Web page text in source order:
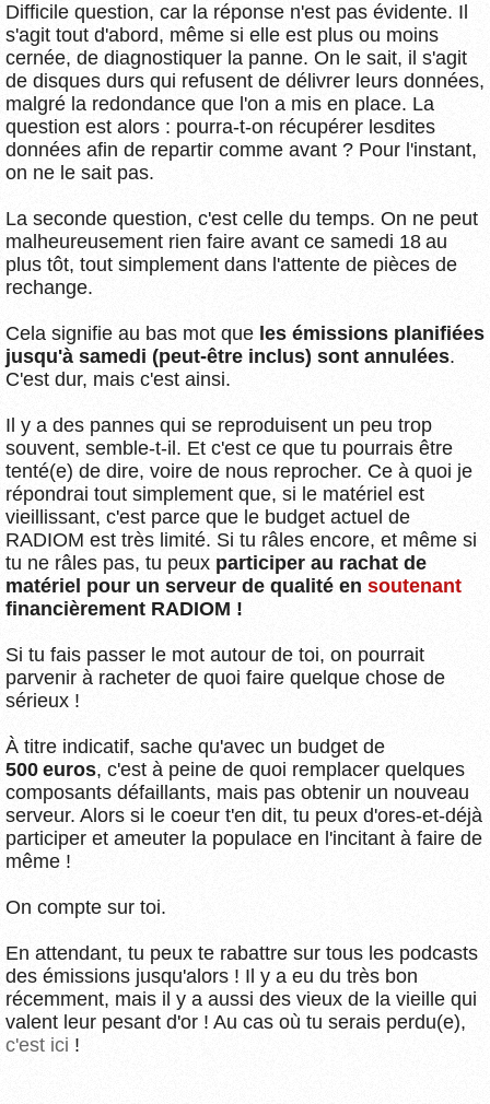
Difficile question, car la réponse n'est pas évidente. Il
s'agit tout d'abord, même si elle est plus ou moins
cernée, de diagnostiquer la panne. On le sait, il s'agit
de disques durs qui refusent de délivrer leurs données,
malgré la redondance que l'on a mis en place. La
question est alors : pourra-t-on récupérer lesdites
données afin de repartir comme avant ? Pour l'instant,
on ne le sait pas.
La seconde question, c'est celle du temps. On ne peut
malheureusement rien faire avant ce samedi 18 au
plus tôt, tout simplement dans l'attente de pièces de
rechange.
Cela signifie au bas mot que les émissions planifiées
jusqu'à samedi (peut-être inclus) sont annulées.
C'est dur, mais c'est ainsi.
Il y a des pannes qui se reproduisent un peu trop
souvent, semble-t-il. Et c'est ce que tu pourrais être
tenté(e) de dire, voire de nous reprocher. Ce à quoi je
répondrai tout simplement que, si le matériel est
vieillissant, c'est parce que le budget actuel de
RADIOM est très limité. Si tu râles encore, et même si
tu ne râles pas, tu peux participer au rachat de
matériel pour un serveur de qualité en soutenant
financièrement RADIOM !
Si tu fais passer le mot autour de toi, on pourrait
parvenir à racheter de quoi faire quelque chose de
sérieux !
À titre indicatif, sache qu'avec un budget de
500 euros, c'est à peine de quoi remplacer quelques
composants défaillants, mais pas obtenir un nouveau
serveur. Alors si le coeur t'en dit, tu peux d'ores-et-déjà
participer et ameuter la populace en l'incitant à faire de
même !
On compte sur toi.
En attendant, tu peux te rabattre sur tous les podcasts
des émissions jusqu'alors ! Il y a eu du très bon
récemment, mais il y a aussi des vieux de la vieille qui
valent leur pesant d'or ! Au cas où tu serais perdu(e),
c'est ici !